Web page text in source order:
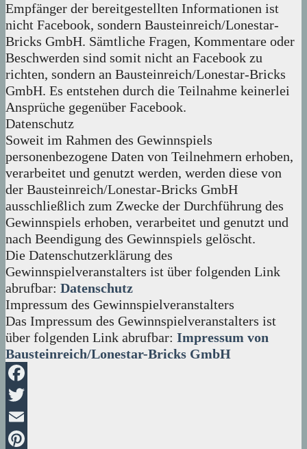
Empfänger der bereitgestellten Informationen ist
nicht Facebook, sondern Bausteinreich/Lonestar-
Bricks GmbH. Sämtliche Fragen, Kommentare oder
Beschwerden sind somit nicht an Facebook zu
richten, sondern an Bausteinreich/Lonestar-Bricks
GmbH. Es entstehen durch die Teilnahme keinerlei
Ansprüche gegenüber Facebook.
Datenschutz
Soweit im Rahmen des Gewinnspiels
personenbezogene Daten von Teilnehmern erhoben,
verarbeitet und genutzt werden, werden diese von
der Bausteinreich/Lonestar-Bricks GmbH
ausschließlich zum Zwecke der Durchführung des
Gewinnspiels erhoben, verarbeitet und genutzt und
nach Beendigung des Gewinnspiels gelöscht.
Die Datenschutzerklärung des
Gewinnspielveranstalters ist über folgenden Link
abrufbar: Datenschutz
Impressum des Gewinnspielveranstalters
Das Impressum des Gewinnspielveranstalters ist
über folgenden Link abrufbar: Impressum von
Bausteinreich/Lonestar-Bricks GmbH
Facebook
Twitter
Email